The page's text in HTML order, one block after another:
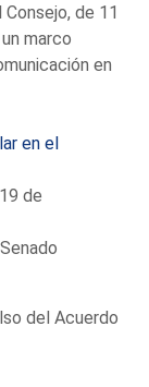
de 11
marco
en
en el
de
del Acuerdo